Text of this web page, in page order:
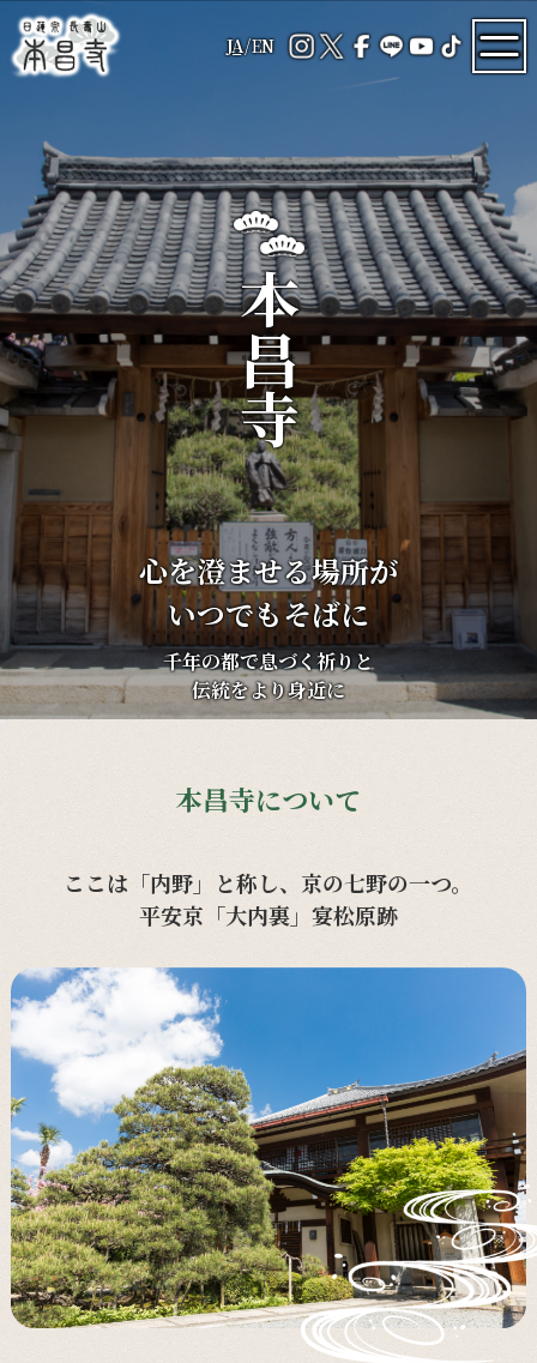
JA/EN
心を澄ませる場所が
いつでもそばに
千年の都で息づく祈りと
伝統をより身近に
本昌寺
本昌寺について
ここは「内野」と称し、京の七野の一つ。
平安京「大内裏」宴松原跡